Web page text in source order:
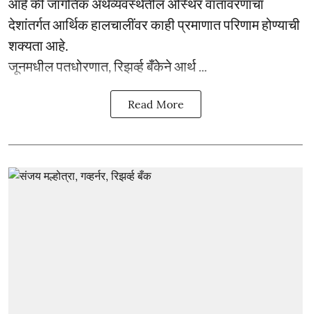
आहे की जागतिक अर्थव्यवस्थेतील अस्थिर वातावरणाचा
देशांतर्गत आर्थिक हालचालींवर काही प्रमाणात परिणाम होण्याची
शक्यता आहे.
जूनमधील पतधोरणात, रिझर्व्ह बँकेने आर्थ ...
Read More